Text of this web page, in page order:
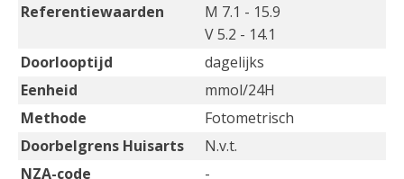
Referentiewaarden
M 7.1 - 15.9
V 5.2 - 14.1
Doorlooptijd
dagelijks
Eenheid
mmol/24H
Methode
Fotometrisch
Doorbelgrens Huisarts
N.v.t.
NZA-code
-